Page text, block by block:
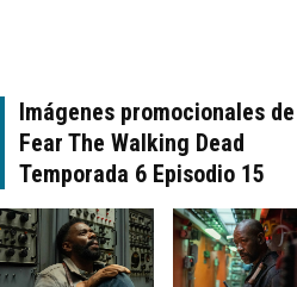
Imágenes promocionales de
Fear The Walking Dead
Temporada 6 Episodio 15